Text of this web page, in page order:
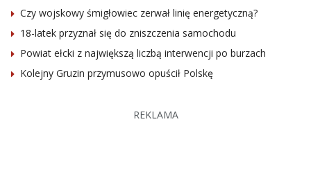
Czy wojskowy śmigłowiec zerwał linię energetyczną?
18-latek przyznał się do zniszczenia samochodu
Powiat ełcki z największą liczbą interwencji po burzach
Kolejny Gruzin przymusowo opuścił Polskę
REKLAMA